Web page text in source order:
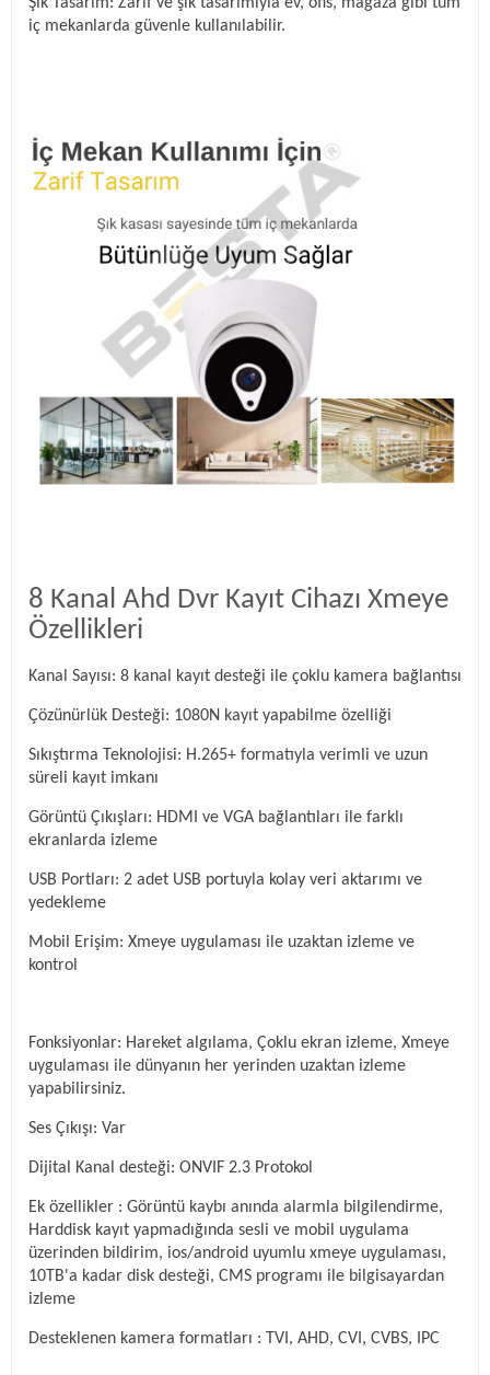
iç mekanlarda güvenle kullanılabilir.
8 Kanal Ahd Dvr Kayıt Cihazı Xmeye
Özellikleri
Kanal Sayısı: 8 kanal kayıt desteği ile çoklu kamera bağlantısı
Çözünürlük Desteği: 1080N kayıt yapabilme özelliği
Sıkıştırma Teknolojisi: H.265+ formatıyla verimli ve uzun
süreli kayıt imkanı
Görüntü Çıkışları: HDMI ve VGA bağlantıları ile farklı
ekranlarda izleme
USB Portları: 2 adet USB portuyla kolay veri aktarımı ve
yedekleme
Mobil Erişim: Xmeye uygulaması ile uzaktan izleme ve
kontrol
Fonksiyonlar: Hareket algılama, Çoklu ekran izleme, Xmeye
uygulaması ile dünyanın her yerinden uzaktan izleme
yapabilirsiniz.
Ses Çıkışı: Var
Dijital Kanal desteği: ONVIF 2.3 Protokol
Ek özellikler : Görüntü kaybı anında alarmla bilgilendirme,
Harddisk kayıt yapmadığında sesli ve mobil uygulama
üzerinden bildirim, ios/android uyumlu xmeye uygulaması,
10TB'a kadar disk desteği, CMS programı ile bilgisayardan
izleme
Desteklenen kamera formatları : TVI, AHD, CVI, CVBS, IPC